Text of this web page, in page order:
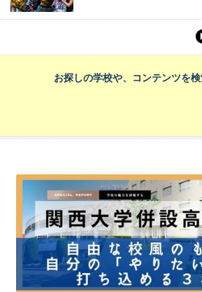
お探しの学校や、コンテンツを検